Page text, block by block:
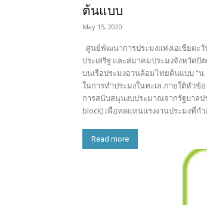
ต้นแบบ
May 15, 2020
ศูนย์พัฒนาการประมงแห่งเอเชียตะวั
ประเสริฐ และสมาคมประมงจังหวัดปั
บนเรือประมงอวนล้อมไทยต้นแบบ “น
ในการทำประมงในทะเล ภายใต้หัวข้
การสนับสนุนงบประมาณจากรัฐบาลป
block) เพื่อทดแทนแรงงานประมงที่
Read more